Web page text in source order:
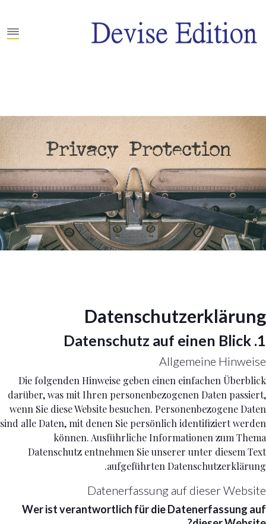
Datenschutz­erklärung
1. Datenschutz auf einen Blick
Allgemeine Hinweise
Die folgenden Hinweise geben einen einfachen Überblick
darüber, was mit Ihren personenbezogenen Daten passiert,
wenn Sie diese Website besuchen. Personenbezogene Daten
sind alle Daten, mit denen Sie persönlich identifiziert werden
können. Ausführliche Informationen zum Thema
Datenschutz entnehmen Sie unserer unter diesem Text
aufgeführten Datenschutzerklärung.
Datenerfassung auf dieser Website
Wer ist verantwortlich für die Datenerfassung auf